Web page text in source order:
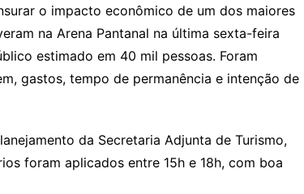
o impacto econômico de um dos maiores
na Arena Pantanal na última sexta-feira
estimado em 40 mil pessoas. Foram
gastos, tempo de permanência e intenção de
da Secretaria Adjunta de Turismo,
foram aplicados entre 15h e 18h, com boa